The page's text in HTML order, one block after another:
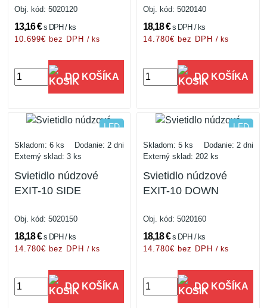
Obj. kód: 5020120
13,16 €s DPH / ks
10.699€ bez DPH / ks
DO KOŠÍKA
Obj. kód: 5020140
18,18 €s DPH / ks
14.780€ bez DPH / ks
DO KOŠÍKA
LED
IP20
Skladom: 6 ks
Dodanie: 2 dni
Externý sklad: 3 ks
Svietidlo núdzové
EXIT-10 SIDE
Obj. kód: 5020150
18,18 €s DPH / ks
14.780€ bez DPH / ks
DO KOŠÍKA
LED
IP20
Skladom: 5 ks
Dodanie: 2 dni
Externý sklad: 202 ks
Svietidlo núdzové
EXIT-10 DOWN
Obj. kód: 5020160
18,18 €s DPH / ks
14.780€ bez DPH / ks
DO KOŠÍKA